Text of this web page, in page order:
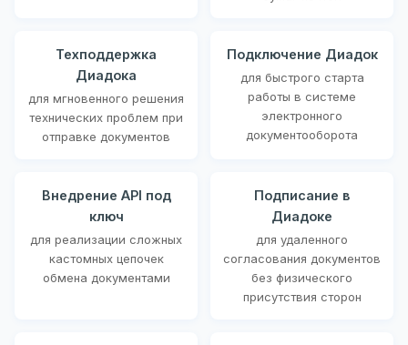
Техподдержка
Диадока
для мгновенного решения
технических проблем при
отправке документов
Подключение Диадок
для быстрого старта
работы в системе
электронного
документооборота
Внедрение API под
ключ
для реализации сложных
кастомных цепочек
обмена документами
Подписание в
Диадоке
для удаленного
согласования документов
без физического
присутствия сторон